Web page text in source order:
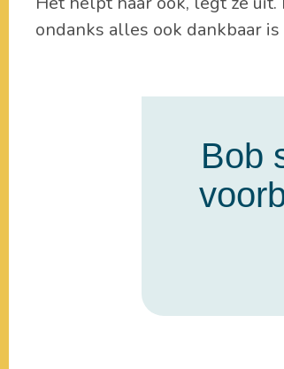
ondanks alles ook dankbaar
Bob